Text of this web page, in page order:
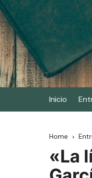
Skip
to
content
El
Inicio
Home
«La